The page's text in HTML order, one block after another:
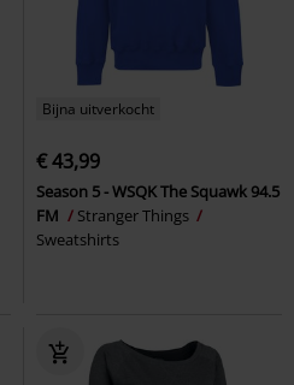
Bijna uitverkocht
€ 43,99
Season 5 - WSQK The Squawk 94.5
FM
Stranger Things
Sweatshirts